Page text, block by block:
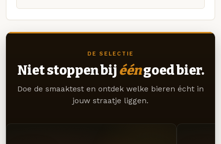
DE SELECTIE
Niet stoppen bij ééngoed bier.
Doe de smaaktest en ontdek welke bieren écht in
jouw straatje liggen.